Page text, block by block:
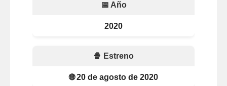
📅 Año
2020
🍿 Estreno
🌐 20 de agosto de 2020